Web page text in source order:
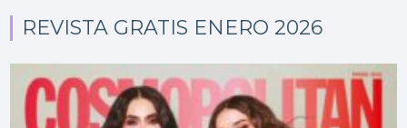
REVISTA GRATIS ENERO 2026